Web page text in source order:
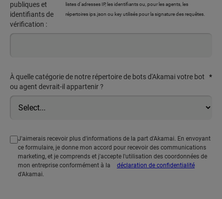
publiques et
identifiants de
vérification :
listes d'adresses IP, les identifiants ou, pour les agents, les
répertoires ips.json ou key utilisés pour la signature des requêtes.
*
À quelle catégorie de notre répertoire de bots d'Akamai votre bot
ou agent devrait-il appartenir ?
J'aimerais recevoir plus d'informations de la part d'Akamai. En envoyant
ce formulaire, je donne mon accord pour recevoir des communications
marketing, et je comprends et j'accepte l'utilisation des coordonnées de
mon entreprise conformément à la
déclaration de confidentialité
d'Akamai.